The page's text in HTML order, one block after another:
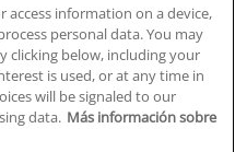
information on a device,
personal data. You may
clicking below, including your
is used, or at any time in
will be signaled to our
data. Más información sobre